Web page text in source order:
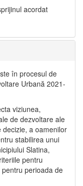
acordat
în procesul de
Urbană 2021‐
viziunea,
de dezvoltare ale
decizie, a oamenilor
stabilirea unui
Slatina,
pentru
perioada de